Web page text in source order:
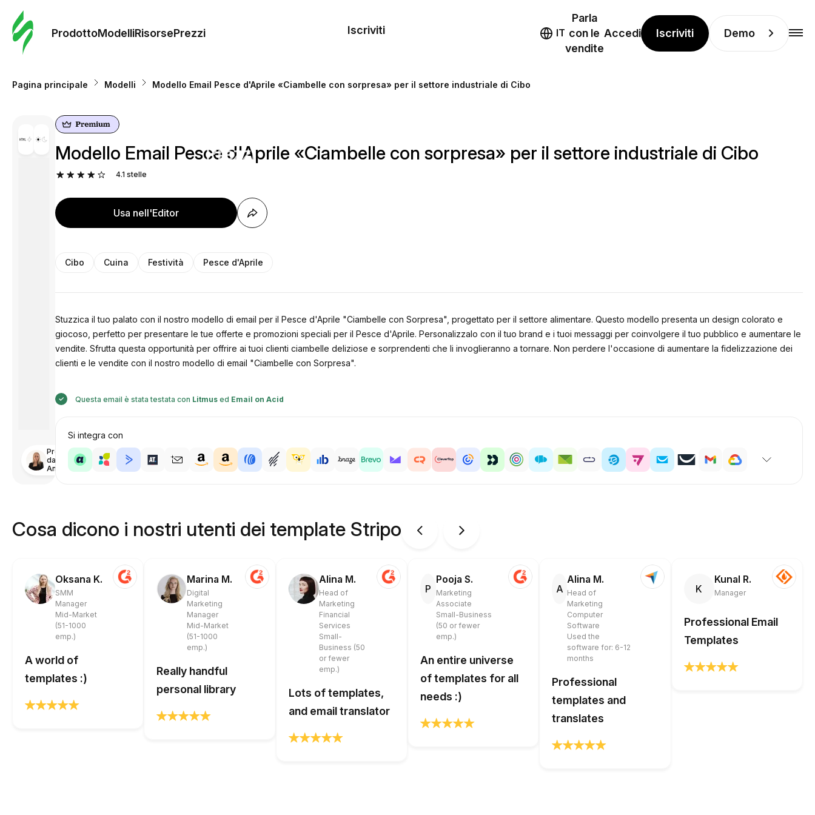
ProdottoModelliRisorsePrezzi
Prezzi
Iscriviti IT
Parla
con le
vendite
Accedi Iscriviti Demo
Pagina principale Modelli Modello Email Pesce d'Aprile «Ciambelle con sorpresa» per il settore industriale di Cibo
Progettato
da
Anastasiia
Modello Email Pesce d'Aprile «Ciambelle con sorpresa» per il settore industriale di Cibo
4.1 stelle
Usa nell'Editor
Cibo Cuina Festività Pesce d'Aprile
Stuzzica il tuo palato con il nostro modello di email per il Pesce d'Aprile "Ciambelle con Sorpresa", progettato per il settore alimentare. Questo modello presenta un design colorato e
giocoso, perfetto per presentare le tue offerte e promozioni speciali per il Pesce d'Aprile. Personalizzalo con il tuo brand e i tuoi messaggi per coinvolgere il tuo pubblico e aumentare le
vendite. Sfrutta questa opportunità per offrire ai tuoi clienti ciambelle deliziose e sorprendenti che li invoglieranno a tornare. Non perdere l'occasione di aumentare la fidelizzazione dei
clienti e le vendite con il nostro modello di email "Ciambelle con Sorpresa".
Questa email è stata testata con Litmus ed Email on Acid
Si integra con
Cosa dicono i nostri utenti dei template Stripo
Oksana K.
SMM
Manager
Mid-Market
(51-1000
emp.)
A world of
templates :)
Marina M.
Digital
Marketing
Manager
Mid-Market
(51-1000
emp.)
Really handful
personal library
Alina M.
Head of
Marketing
Financial
Services
Small-
Business (50
or fewer
emp.)
Lots of templates,
and email translator
P
Pooja S.
Marketing
Associate
Small-Business
(50 or fewer
emp.)
An entire universe
of templates for all
needs :)
A
Alina M.
Head of
Marketing
Computer
Software
Used the
software for: 6-12
months
Professional
templates and
translates
K
Kunal R.
Manager
Professional Email
Templates